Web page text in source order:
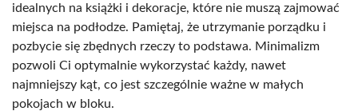
idealnych na książki i dekoracje, które nie muszą zajmować
miejsca na podłodze. Pamiętaj, że utrzymanie porządku i
pozbycie się zbędnych rzeczy to podstawa. Minimalizm
pozwoli Ci optymalnie wykorzystać każdy, nawet
najmniejszy kąt, co jest szczególnie ważne w małych
pokojach w bloku.